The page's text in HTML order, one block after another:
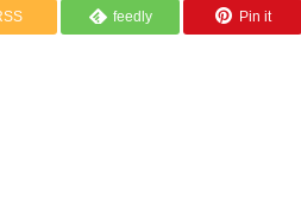
feedly Pin it